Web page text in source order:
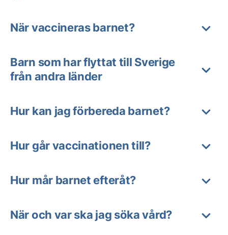
När vaccineras barnet?
Barn som har flyttat till Sverige
från andra länder
Hur kan jag förbereda barnet?
Hur går vaccinationen till?
Hur mår barnet efteråt?
När och var ska jag söka vård?